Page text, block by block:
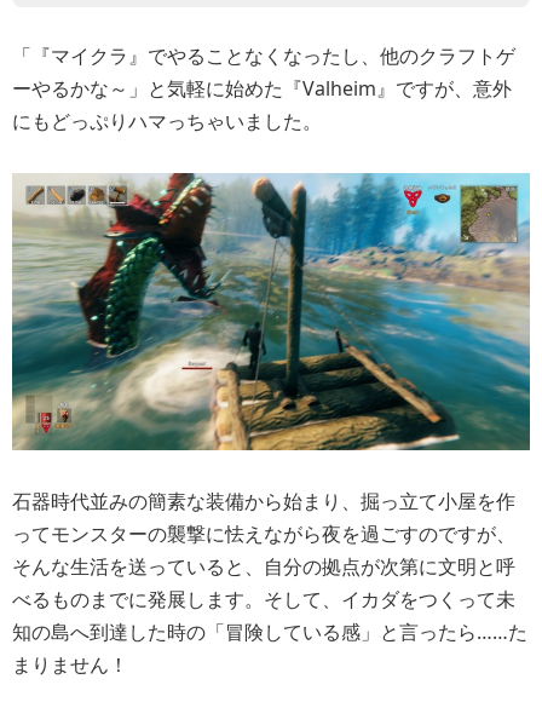
「『マイクラ』でやることなくなったし、他のクラフトゲ
ーやるかな～」と気軽に始めた『Valheim』ですが、意外
にもどっぷりハマっちゃいました。
石器時代並みの簡素な装備から始まり、掘っ立て小屋を作
ってモンスターの襲撃に怯えながら夜を過ごすのですが、
そんな生活を送っていると、自分の拠点が次第に文明と呼
べるものまでに発展します。そして、イカダをつくって未
知の島へ到達した時の「冒険している感」と言ったら……た
まりません！